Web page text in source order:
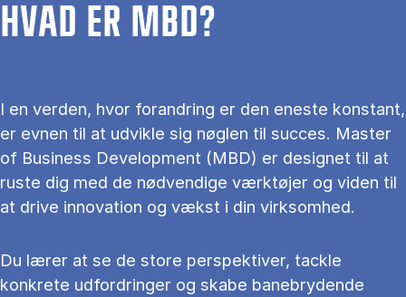
HVAD ER MBD?
I en verden, hvor forandring er den eneste konstant,
er evnen til at udvikle sig nøglen til succes. Master
of Business Development (MBD) er designet til at
ruste dig med de nødvendige værktøjer og viden til
at drive innovation og vækst i din virksomhed.
Du lærer at se de store perspektiver, tackle
konkrete udfordringer og skabe banebrydende